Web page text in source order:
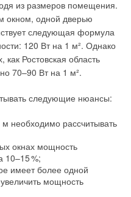
из размеров помещения.
окном, одной дверью
следующая формула
120 Вт на 1 м². Однако
как Ростовская область
70–90 Вт на 1 м².
следующие нюансы:
необходимо рассчитывать
окнах мощность
10–15%;
имеет более одной
мощность
водой. Затем
слой на основе
% сцепление грунта
радиатора.